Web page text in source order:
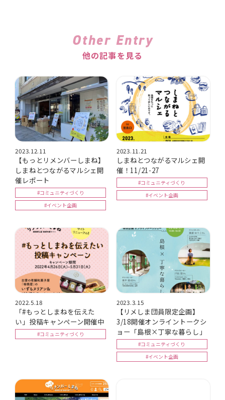
Other Entry
他の記事を見る
2023.12.11
【もっとリメンバーしまね】
しまねとつながるマルシェ開
催レポート
#コミュニティづくり
#イベント企画
2023.11.21
しまねとつながるマルシェ開
催！11/21-27
#コミュニティづくり
#イベント企画
2022.5.18
「#もっとしまねを伝えた
い」投稿キャンペーン開催中
#コミュニティづくり
2023.3.15
【リメしま団員限定企画】
3/18開催オンライントークシ
ョー「島根×丁寧な暮らし」
#コミュニティづくり
#イベント企画